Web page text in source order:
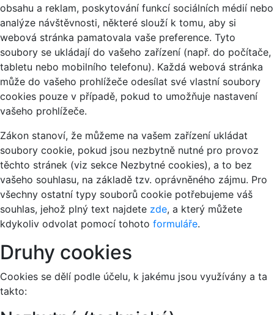
obsahu a reklam, poskytování funkcí sociálních médií nebo
analýze návštěvnosti, některé slouží k tomu, aby si
webová stránka pamatovala vaše preference. Tyto
soubory se ukládají do vašeho zařízení (např. do počítače,
tabletu nebo mobilního telefonu). Každá webová stránka
může do vašeho prohlížeče odesílat své vlastní soubory
cookies pouze v případě, pokud to umožňuje nastavení
vašeho prohlížeče.
Zákon stanoví, že můžeme na vašem zařízení ukládat
soubory cookie, pokud jsou nezbytně nutné pro provoz
těchto stránek (viz sekce Nezbytné cookies), a to bez
vašeho souhlasu, na základě tzv. oprávněného zájmu. Pro
všechny ostatní typy souborů cookie potřebujeme váš
souhlas, jehož plný text najdete zde, a který můžete
kdykoliv odvolat pomocí tohoto formuláře.
Druhy cookies
Cookies se dělí podle účelu, k jakému jsou využívány a ta
takto: